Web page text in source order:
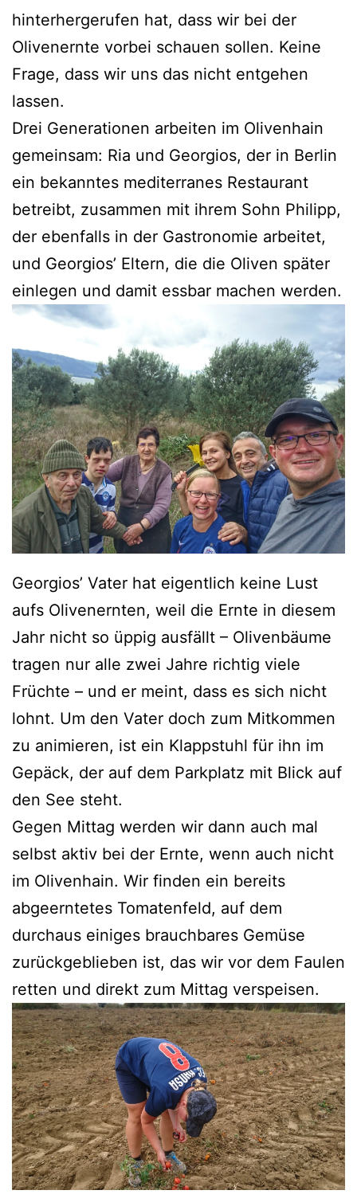
hinterhergerufen hat, dass wir bei der
Olivenernte vorbei schauen sollen. Keine
Frage, dass wir uns das nicht entgehen
lassen.
Drei Generationen arbeiten im Olivenhain
gemeinsam: Ria und Georgios, der in Berlin
ein bekanntes mediterranes Restaurant
betreibt, zusammen mit ihrem Sohn Philipp,
der ebenfalls in der Gastronomie arbeitet,
und Georgios’ Eltern, die die Oliven später
einlegen und damit essbar machen werden.
Georgios’ Vater hat eigentlich keine Lust
aufs Olivenernten, weil die Ernte in diesem
Jahr nicht so üppig ausfällt – Olivenbäume
tragen nur alle zwei Jahre richtig viele
Früchte – und er meint, dass es sich nicht
lohnt. Um den Vater doch zum Mitkommen
zu animieren, ist ein Klappstuhl für ihn im
Gepäck, der auf dem Parkplatz mit Blick auf
den See steht.
Gegen Mittag werden wir dann auch mal
selbst aktiv bei der Ernte, wenn auch nicht
im Olivenhain. Wir finden ein bereits
abgeerntetes Tomatenfeld, auf dem
durchaus einiges brauchbares Gemüse
zurückgeblieben ist, das wir vor dem Faulen
retten und direkt zum Mittag verspeisen.